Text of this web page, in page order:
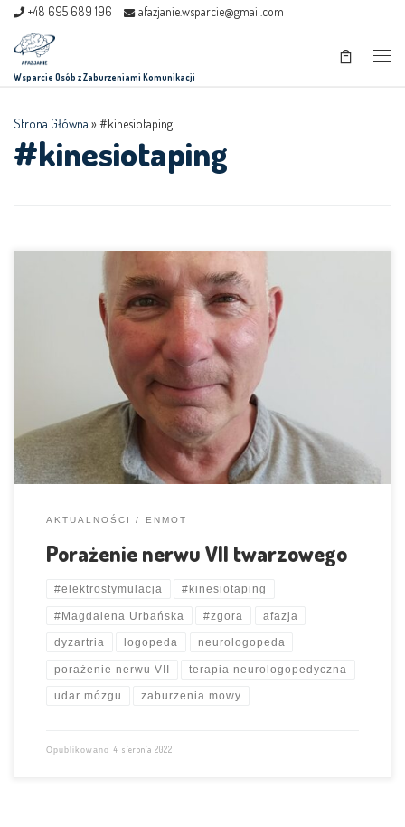
+48 695 689 196 afazjanie.wsparcie@gmail.com
Wsparcie Osób z Zaburzeniami Komunikacji
Strona Główna » #kinesiotaping
#kinesiotaping
Jakie są objawy porażenia nerwu twarzowego? Człowiek posiada 12 par
nerwów czaszkowo-mózgowych, które tworzą obwodowy układ
nerwowy (OUN). Jednym z nich jest nerw VII twarzowy, który unerwia
wszystkie mięśnie twarzy. To dzięki niemu możemy się swobodnie
uśmiechać. Uszkodzenie mózgu, takie jak udar, czy uraz może
spowodować porażenie nerwów czaszkowych. Szczególnie […]
AKTUALNOŚCI ENMOT
Porażenie nerwu VII twarzowego
#elektrostymulacja #kinesiotaping
#Magdalena Urbańska #zgora afazja
dyzartria logopeda neurologopeda
porażenie nerwu VII terapia neurologopedyczna
udar mózgu zaburzenia mowy
Opublikowano 4 sierpnia 2022